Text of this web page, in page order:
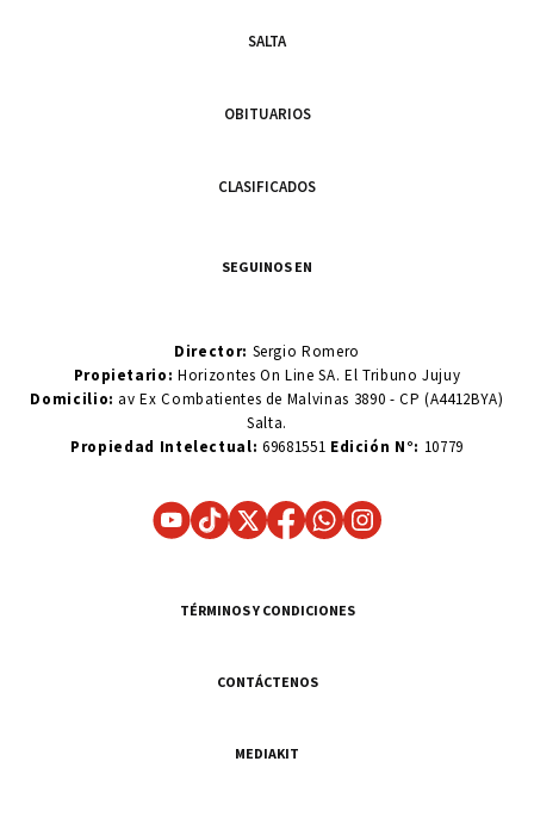
SALTA
OBITUARIOS
CLASIFICADOS
SEGUINOS EN
Director: Sergio Romero
Propietario:Horizontes On Line SA. El Tribuno Jujuy
Domicilio: av Ex Combatientes de Malvinas 3890 - CP (A4412BYA)
Salta.
Propiedad Intelectual: 69681551 Edición N°: 10779
TÉRMINOS Y CONDICIONES
CONTÁCTENOS
MEDIAKIT